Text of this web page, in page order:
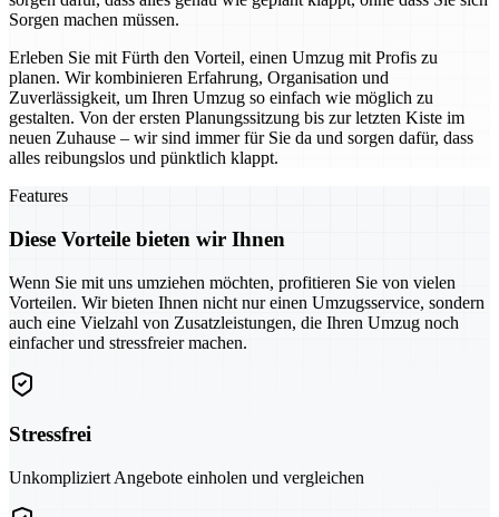
Sorgen machen müssen.
Erleben Sie mit Fürth den Vorteil, einen Umzug mit Profis zu
planen. Wir kombinieren Erfahrung, Organisation und
Zuverlässigkeit, um Ihren Umzug so einfach wie möglich zu
gestalten. Von der ersten Planungssitzung bis zur letzten Kiste im
neuen Zuhause – wir sind immer für Sie da und sorgen dafür, dass
alles reibungslos und pünktlich klappt.
Features
Diese Vorteile bieten wir Ihnen
Wenn Sie mit uns umziehen möchten, profitieren Sie von vielen
Vorteilen. Wir bieten Ihnen nicht nur einen Umzugsservice, sondern
auch eine Vielzahl von Zusatzleistungen, die Ihren Umzug noch
einfacher und stressfreier machen.
Stressfrei
Unkompliziert Angebote einholen und vergleichen